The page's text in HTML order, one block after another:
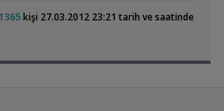
60x40x40 Walstad
1365kişi 27.03.2012 23:21 tarih ve saatinde